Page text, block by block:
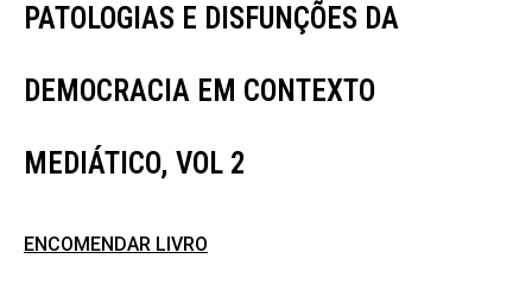
PATOLOGIAS E DISFUNÇÕES DA
DEMOCRACIA EM CONTEXTO
MEDIÁTICO, VOL 2
ENCOMENDAR LIVRO